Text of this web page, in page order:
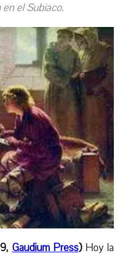
el Subiaco.
Gaudium Press) Hoy la